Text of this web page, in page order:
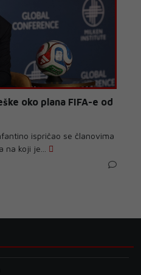
oko plana FIFA-e od
ispričao se članovima
na koji je...